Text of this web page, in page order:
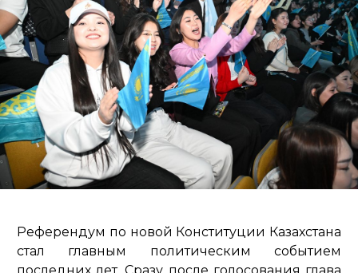
Референдум по новой Конституции Казахстана
стал главным политическим событием